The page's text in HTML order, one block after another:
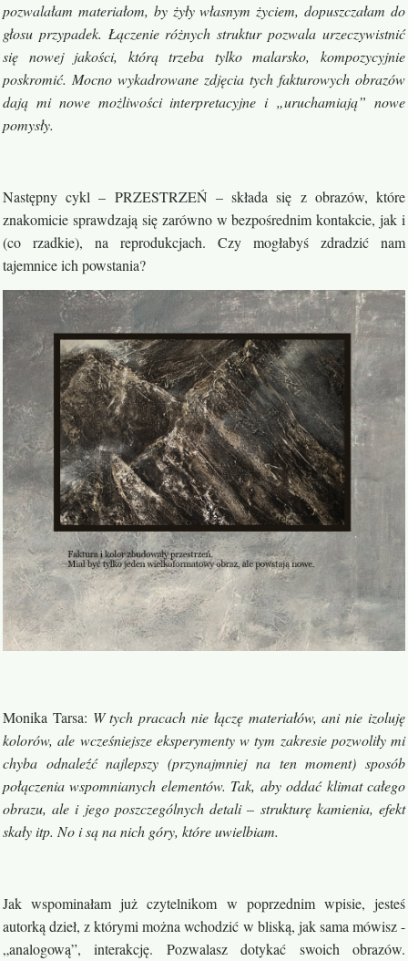
pozwalałam materiałom, by żyły własnym życiem, dopuszczałam do
głosu przypadek. Łączenie różnych struktur pozwala urzeczywistnić
się nowej jakości, którą trzeba tylko malarsko, kompozycyjnie
poskromić. Mocno wykadrowane zdjęcia tych fakturowych obrazów
dają mi nowe możliwości interpretacyjne i „uruchamiają” nowe
pomysły.
Następny cykl – PRZESTRZEŃ – składa się z obrazów, które
znakomicie sprawdzają się zarówno w bezpośrednim kontakcie, jak i
(co rzadkie), na reprodukcjach. Czy mogłabyś zdradzić nam
tajemnice ich powstania?
Monika Tarsa: W tych pracach nie łączę materiałów, ani nie izoluję
kolorów, ale wcześniejsze eksperymenty w tym zakresie pozwoliły mi
chyba odnaleźć najlepszy (przynajmniej na ten moment) sposób
połączenia wspomnianych elementów. Tak, aby oddać klimat całego
obrazu, ale i jego poszczególnych detali – strukturę kamienia, efekt
skały itp. No i są na nich góry, które uwielbiam.
Jak wspominałam już czytelnikom w poprzednim wpisie, jesteś
autorką dzieł, z którymi można wchodzić w bliską, jak sama mówisz -
„analogową”, interakcję. Pozwalasz dotykać swoich obrazów.